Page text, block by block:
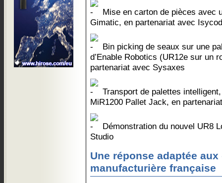
Mise en carton de pièces avec
Gimatic, en partenariat avec Isycod
Bin picking de seaux sur une
d’Enable Robotics (UR12e sur un
partenariat avec Sysaxes
Transport de palettes
MiR1200 Pallet Jack, en
Démonstration du nouvel UR8
Studio
Une réponse adaptée
manufacturière française